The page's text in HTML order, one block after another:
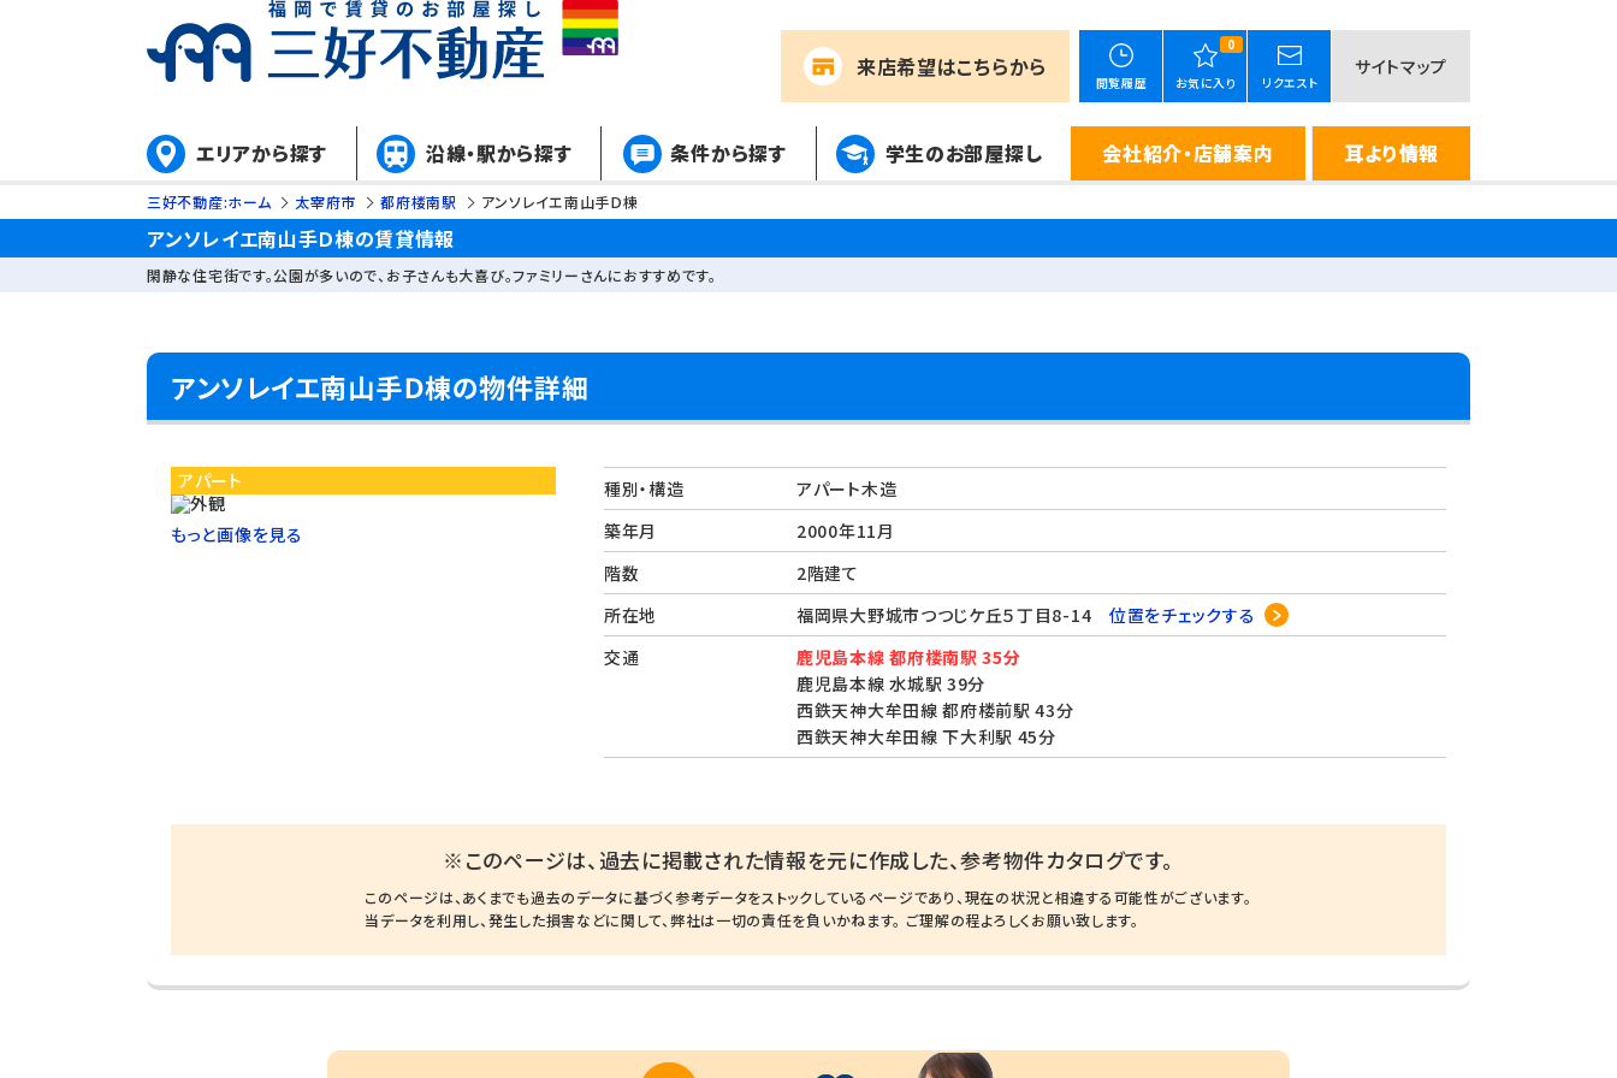
来店希望はこちらから
閲覧履歴
0
お気に入り リクエスト
サイトマップ
エリアから探す 沿線・駅から探す 条件から探す 学生のお部屋探し 会社紹介・店舗案内 耳より情報
三好不動産:ホーム 太宰府市 都府楼南駅 アンソレイエ南山手Ｄ棟
アンソレイエ南山手Ｄ棟の賃貸情報
閑静な住宅街です。公園が多いので、お子さんも大喜び。ファミリーさんにおすすめです。
アンソレイエ南山手Ｄ棟の物件詳細
アパート
もっと画像を見る
種別・構造
アパート木造
築年月
2000年11月
階数
2階建て
所在地
福岡県大野城市つつじケ丘５丁目8-14 位置をチェックする
交通
鹿児島本線 都府楼南駅 35分
鹿児島本線 水城駅 39分
西鉄天神大牟田線 都府楼前駅 43分
西鉄天神大牟田線 下大利駅 45分
※このページは、過去に掲載された情報を元に作成した、参考物件カタログです。
このページは、あくまでも過去のデータに基づく参考データをストックしているページであり、現在の状況と相違する可能性がございます。
当データを利用し、発生した損害などに関して、弊社は一切の責任を負いかねます。 ご理解の程よろしくお願い致します。